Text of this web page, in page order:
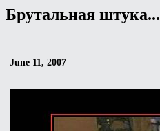
Брутальная штука...
June 11, 2007